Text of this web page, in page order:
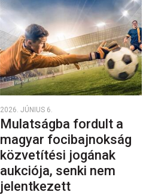
2026. JÚNIUS 6.
Mulatságba fordult a
magyar focibajnokság
közvetítési jogának
aukciója, senki nem
jelentkezett